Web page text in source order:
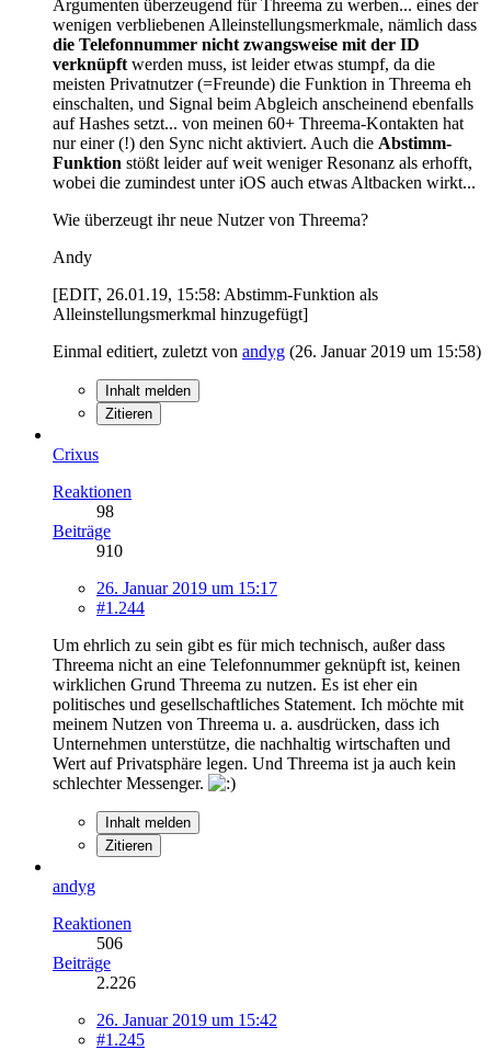
Argumenten überzeugend für Threema zu werben... eines der
wenigen verbliebenen Alleinstellungsmerkmale, nämlich dass
die Telefonnummer nicht zwangsweise mit der ID
verknüpft werden muss, ist leider etwas stumpf, da die
meisten Privatnutzer (=Freunde) die Funktion in Threema eh
einschalten, und Signal beim Abgleich anscheinend ebenfalls
auf Hashes setzt... von meinen 60+ Threema-Kontakten hat
nur einer (!) den Sync nicht aktiviert. Auch die Abstimm-
Funktion stößt leider auf weit weniger Resonanz als erhofft,
wobei die zumindest unter iOS auch etwas Altbacken wirkt...
Wie überzeugt ihr neue Nutzer von Threema?
Andy
[EDIT, 26.01.19, 15:58: Abstimm-Funktion als
Alleinstellungsmerkmal hinzugefügt]
Einmal editiert, zuletzt von andyg (26. Januar 2019 um 15:58)
Inhalt melden
Zitieren
Crixus
Reaktionen
98
Beiträge
910
26. Januar 2019 um 15:17
#1.244
Um ehrlich zu sein gibt es für mich technisch, außer dass
Threema nicht an eine Telefonnummer geknüpft ist, keinen
wirklichen Grund Threema zu nutzen. Es ist eher ein
politisches und gesellschaftliches Statement. Ich möchte mit
meinem Nutzen von Threema u. a. ausdrücken, dass ich
Unternehmen unterstütze, die nachhaltig wirtschaften und
Wert auf Privatsphäre legen. Und Threema ist ja auch kein
schlechter Messenger.
Inhalt melden
Zitieren
andyg
Reaktionen
506
Beiträge
2.226
26. Januar 2019 um 15:42
#1.245